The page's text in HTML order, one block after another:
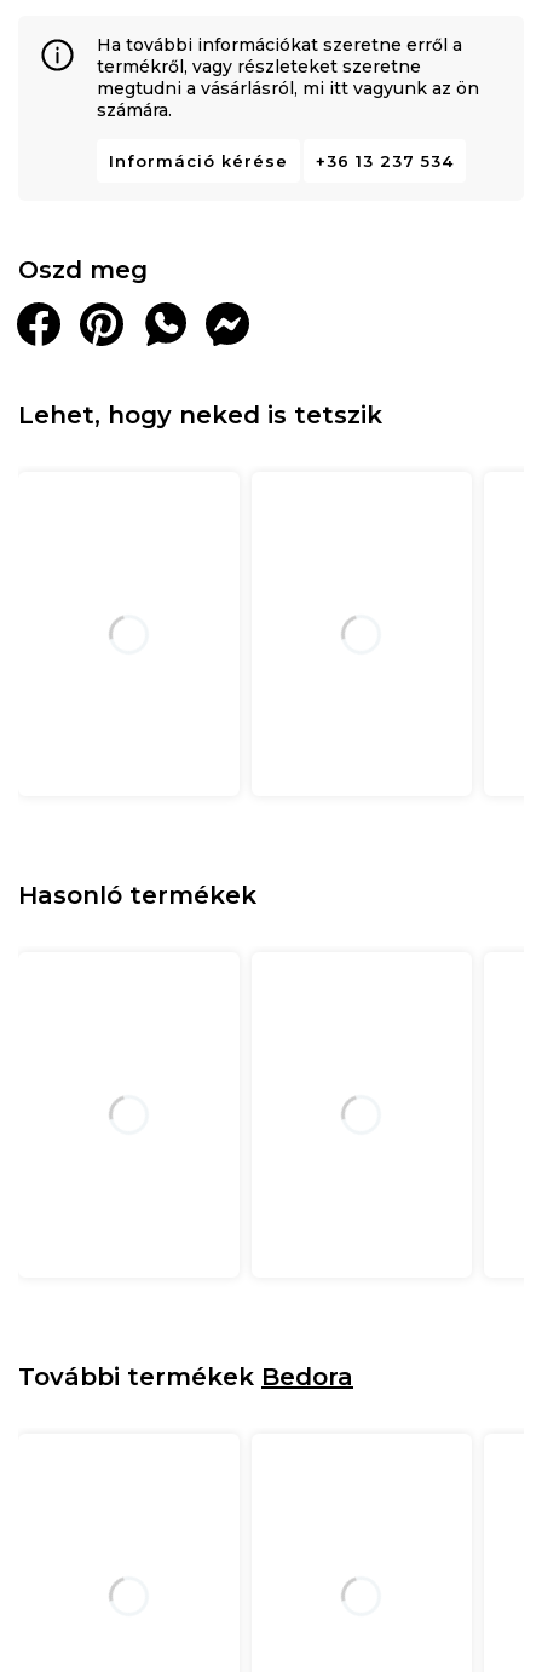
Ha további információkat szeretne erről a
termékről, vagy részleteket szeretne
megtudni a vásárlásról, mi itt vagyunk az ön
számára.
Információ kérése +36 13 237 534
Oszd meg
Lehet, hogy neked is tetszik
Hasonló termékek
További termékek Bedora